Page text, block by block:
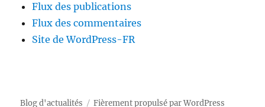
Flux des publications
Flux des commentaires
Site de WordPress-FR
Blog d'actualités Fièrement propulsé par WordPress